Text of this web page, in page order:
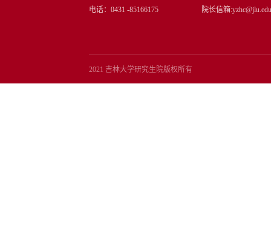
电话：0431 -85166175
院长信箱
2021 吉林大学研究生院版权所有